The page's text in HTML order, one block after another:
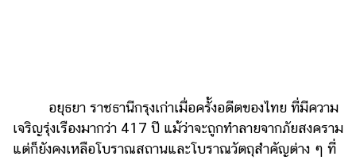
ดูด
วง
อยุธยา ราชธานีกรุงเก่าเมื่อครั้งอดีตของไทย ที่มีความ
เจริญรุ่งเรืองมากว่า 417 ปี แม้ว่าจะถูกทำลายจากภัยสงคราม
แต่ก็ยังคงเหลือโบราณสถานและโบราณวัตถุสำคัญต่าง ๆ ที่